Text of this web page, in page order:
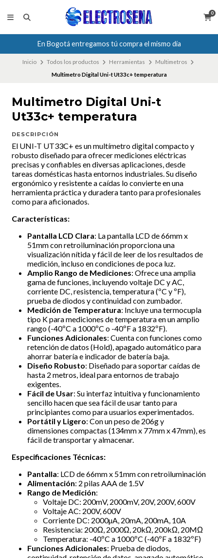
0
En Bogotá entregamos tú compra el mismo día
Inicio Todos los productos Herramientas
Multimetros
Multimetro Digital Uni-t Ut33c+ temperatura
Multimetro Digital Uni-t
Ut33c+ temperatura
DESCRIPCIÓN
El UNI-T UT33C+ es un multímetro digital compacto y
robusto diseñado para ofrecer mediciones eléctricas
precisas y confiables en diversas aplicaciones, desde
tareas domésticas hasta entornos industriales. Su diseño
ergonómico y resistente a caídas lo convierte en una
herramienta práctica y duradera tanto para profesionales
como para aficionados.
Características:
Pantalla LCD Clara: La pantalla LCD de 66mm x
51mm con retroiluminación proporciona una
visualización nítida y fácil de leer de los resultados de
medición, incluso en condiciones de poca luz.
Amplio Rango de Mediciones: Ofrece una amplia
gama de funciones, incluyendo voltaje DC y AC,
corriente DC, resistencia, temperatura (ºC y ºF),
prueba de diodos y continuidad con zumbador.
Medición de Temperatura: Incluye una termocupla
tipo K para mediciones de temperatura en un amplio
rango (-40ºC a 1000ºC o -40ºF a 1832ºF).
Funciones Adicionales: Cuenta con funciones como
retención de datos (Hold), apagado automático para
ahorrar batería e indicador de batería baja.
Diseño Robusto: Diseñado para soportar caídas de
hasta 2 metros, ideal para entornos de trabajo
exigentes.
Fácil de Usar: Su interfaz intuitiva y funcionamiento
sencillo hacen que sea fácil de usar tanto para
principiantes como para usuarios experimentados.
Portátil y Ligero: Con un peso de 206g y
dimensiones compactas (134mm x 77mm x 47mm), es
fácil de transportar y almacenar.
Especificaciones Técnicas:
Pantalla: LCD de 66mm x 51mm con retroiluminación
Alimentación: 2 pilas AAA de 1.5V
Rango de Medición:
Voltaje DC: 200mV, 2000mV, 20V, 200V, 600V
Voltaje AC: 200V, 600V
Corriente DC: 2000µA, 20mA, 200mA, 10A
Resistencia: 200Ω, 2000Ω, 20kΩ, 200kΩ, 20MΩ
Temperatura: -40ºC a 1000ºC (-40ºF a 1832ºF)
Funciones Adicionales: Prueba de diodos,